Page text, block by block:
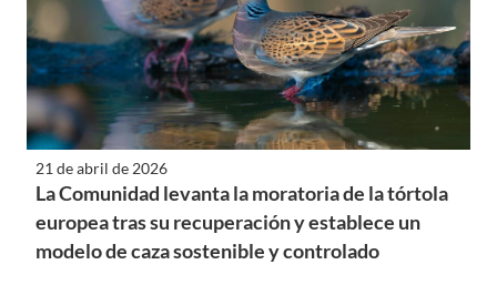
21 de abril de 2026
La Comunidad levanta la moratoria de la tórtola
europea tras su recuperación y establece un
modelo de caza sostenible y controlado